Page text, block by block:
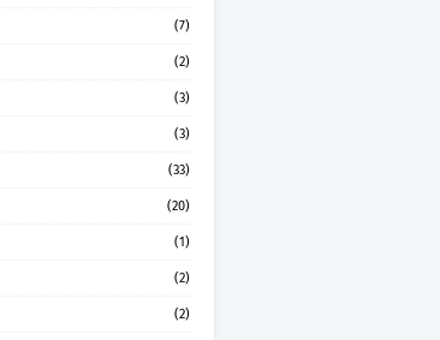
(7)
(2)
(3)
(3)
(33)
(20)
(1)
(2)
(2)